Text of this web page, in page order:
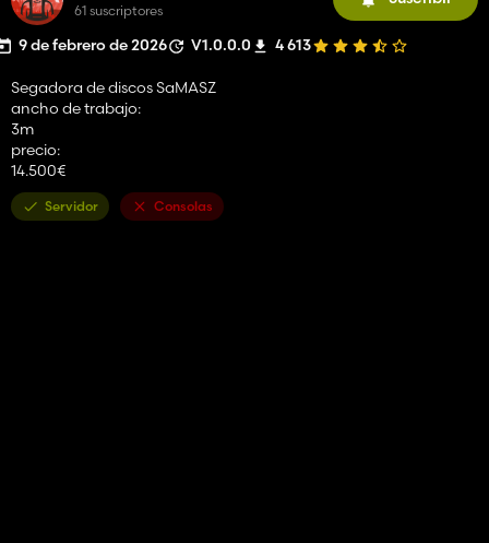
61 suscriptores
9 de febrero de 2026 V1.0.0.0 4 613
Segadora de discos SaMASZ
ancho de trabajo:
3m
precio:
14.500€
Servidor Consolas